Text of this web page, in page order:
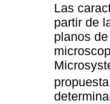
Las
partir de
planos